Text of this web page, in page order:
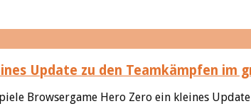
Update zu den Teamkämpfen im
Browsergame Hero Zero ein kleines